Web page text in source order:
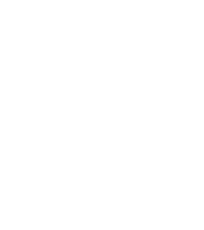
ぜひ当社の製品を手に取